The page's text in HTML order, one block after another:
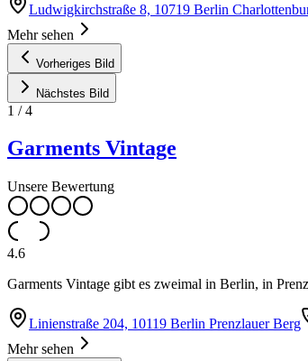
Ludwigkirchstraße 8, 10719 Berlin
Mehr sehen
Vorheriges Bild
Nächstes Bild
1 /4
Garments Vintage
Unsere Bewertung
4.6
Garments Vintage gibt es zweimal in Berlin, in
Linienstraße 204, 10119 Berlin Prenzlauer Berg
Mehr sehen